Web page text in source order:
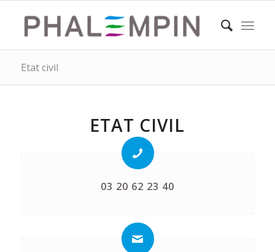
Etat civil
ETAT CIVIL
03 20 62 23 40